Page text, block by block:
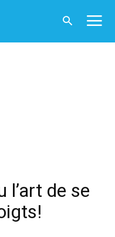
l’art de se